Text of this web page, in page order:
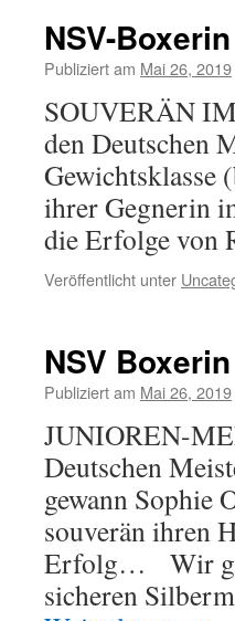
NSV-
Publiziert am Mai 26, 2019
SOUVERÄN IM
den Deutschen
Gewichtsklasse
ihrer Gegnerin
die Erfolge von
Veröffentlicht unter
NSV
Publiziert am Mai 26, 2019
JUNIOREN-
Deutschen
gewann Sophie
souverän ihren
Erfolg… Wir
sicheren